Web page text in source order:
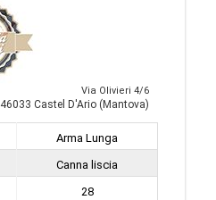
Via Olivieri 4/6
46033 Castel D'Ario (Mantova)
Arma Lunga
Canna liscia
28